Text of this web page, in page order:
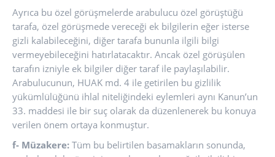
Ayrıca bu özel görüşmelerde arabulucu özel görüştüğü
tarafa, özel görüşmede vereceği ek bilgilerin eğer isterse
gizli kalabileceğini, diğer tarafa bununla ilgili bilgi
vermeyebileceğini hatırlatacaktır. Ancak özel görüşülen
tarafın izniyle ek bilgiler diğer taraf ile paylaşılabilir.
Arabulucunun, HUAK md. 4 ile getirilen bu gizlilik
yükümlülüğünü ihlal niteliğindeki eylemleri aynı Kanun’un
33. maddesi ile bir suç olarak da düzenlenerek bu konuya
verilen önem ortaya konmuştur.
f- Müzakere: Tüm bu belirtilen basamakların sonunda,